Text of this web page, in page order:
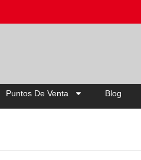
Puntos De Venta Blog